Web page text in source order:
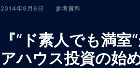
2014年9月6日 参考資料
『“ド素人でも満室
アハウス投資の始